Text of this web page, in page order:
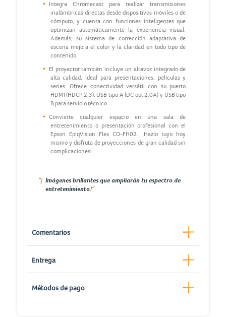
Integra Chromecast para realizar transmisiones
inalámbricas directas desde dispositivos móviles o de
cómputo, y cuenta con funciones inteligentes que
optimizan automáticamente la experiencia visual.
Además, su sistema de corrección adaptativa de
escena mejora el color y la claridad en todo tipo de
contenido.
El proyector también incluye un altavoz integrado de
alta calidad, ideal para presentaciones, películas y
series. Ofrece conectividad versátil con su puerto
HDMI (HDCP 2.3), USB tipo A (DC out 2.0A) y USB tipo
B para servicio técnico.
Convierte cualquier espacio en una sala de
entretenimiento o presentación profesional con el
Epson EpiqVision Flex CO-FH02. ¡Hazlo tuyo hoy
mismo y disfruta de proyecciones de gran calidad sin
complicaciones!
“¡ Imágenes brillantes que ampliarán tu espectro de
entretenimiento!”
Comentarios
Entrega
Métodos de pago